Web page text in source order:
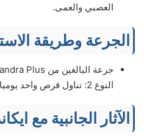
العصبي والعمى.
الجرعة وطريقة
النوع 2: تناول قرص واحد يوميا أو حسب تعليمات الطبيب.
الآثار الجانبية مع